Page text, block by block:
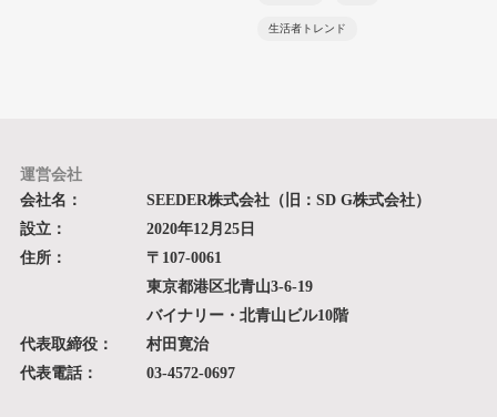
生活者トレンド
運営会社
会社名：
SEEDER株式会社（旧：SD G株式会社）
設立：
2020年12月25日
住所：
〒107-0061
東京都港区北青山3-6-19
バイナリー・北青山ビル10階
代表取締役：
村田寛治
代表電話：
03-4572-0697